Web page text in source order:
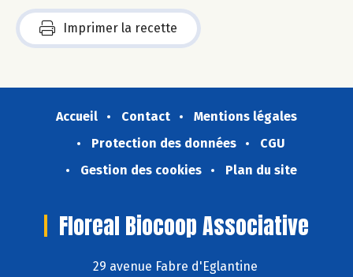
Imprimer la recette
Accueil Contact
Mentions légales
Protection des données
CGU
Gestion des cookies
Plan du site
Floreal Biocoop Associative
29 avenue Fabre d'Eglantine